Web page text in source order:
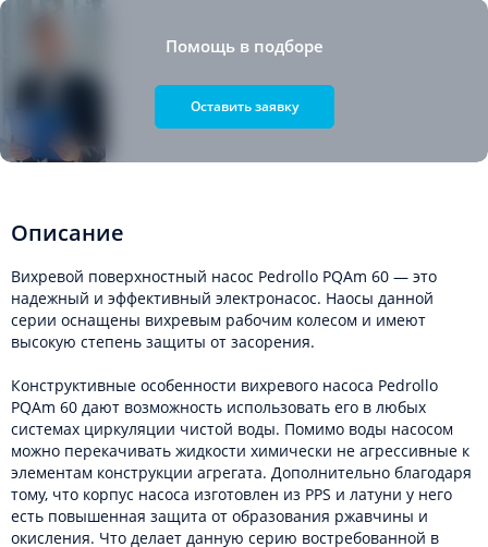
Помощь в подборе
Оставить заявку
Описание
Вихревой поверхностный насос Pedrollo PQAm 60 — это
надежный и эффективный электронасос. Наосы данной
серии оснащены вихревым рабочим колесом и имеют
высокую степень защиты от засорения.
Конструктивные особенности вихревого насоса Pedrollo
PQAm 60 дают возможность использовать его в любых
системах циркуляции чистой воды. Помимо воды насосом
можно перекачивать жидкости химически не агрессивные к
элементам конструкции агрегата. Дополнительно благодаря
тому, что корпус насоса изготовлен из PPS и латуни у него
есть повышенная защита от образования ржавчины и
окисления. Что делает данную серию востребованной в